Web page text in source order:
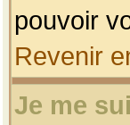
pouvoir
Revenir
Je me